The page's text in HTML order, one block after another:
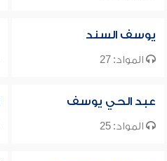
يوسف السند
المواد: 27
عبد الحي يوسف
المواد: 25